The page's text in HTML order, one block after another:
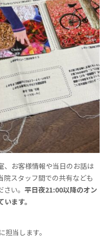
お客様情報や当日のお話は
スタッフ間での共有なども
い。 平日夜21:00以降のオン
ます。
当します。